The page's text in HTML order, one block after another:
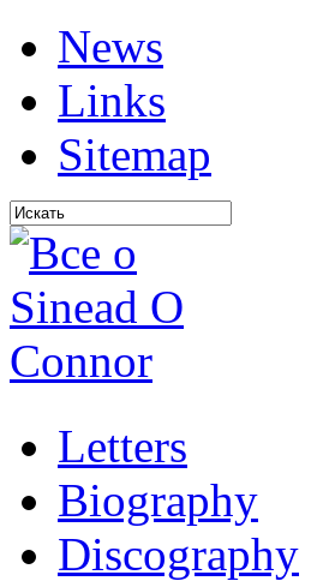
News
Links
Sitemap
Letters
Biography
Discography